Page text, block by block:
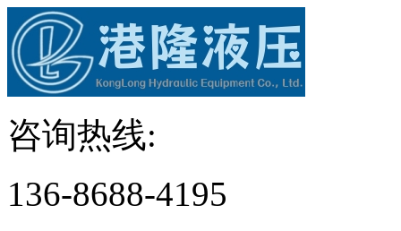
咨询热线:
136-8688-4195